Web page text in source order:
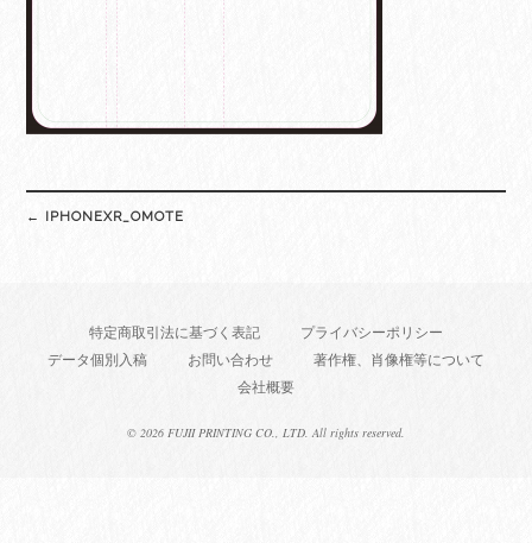
navigation
← IPHONEXR_OMOTE
特定商取引法に基づく表記
プライバシーポリシー
データ個別入稿
お問い合わせ
著作権、肖像権等について
会社概要
© 2026 FUJII PRINTING CO., LTD. All rights reserved.